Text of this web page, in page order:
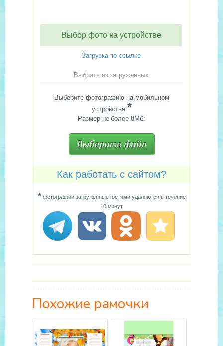
Выбор фото на устройстве
Загрузка по ссылке
Выбрать из загруженных
Выберите фотографию на мобильном
устройстве.*
Размер не более 8Мб:
Как работать с сайтом?
*фотографии загруженные гостями удаляются в течение
10 минут
Похожие рамочки